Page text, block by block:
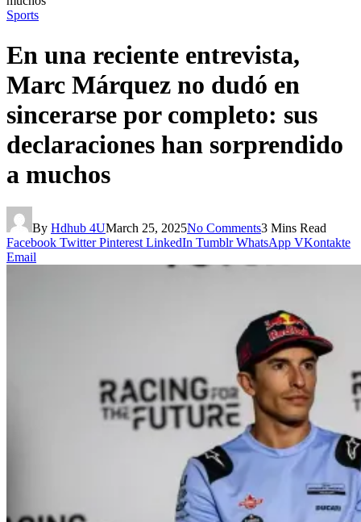
Sports
En una reciente entrevista,
Marc Márquez no dudó en
sincerarse por completo: sus
declaraciones han sorprendido
a muchos
By Hdhub 4UMarch 25, 2025No Comments3 Mins Read
Facebook Twitter Pinterest LinkedIn Tumblr WhatsApp VKontakte
Email